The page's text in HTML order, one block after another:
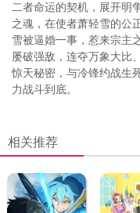
二者命运的契机，展开明
之魂，在使者萧轻雪的公
雪被逼婚一事，惹来宗主
屡破强敌，连夺万象大比
惊天秘密，与冷锋约战生
力战斗到底。
相关推荐